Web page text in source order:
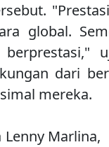
global.
dari
mereka.
Marlina,